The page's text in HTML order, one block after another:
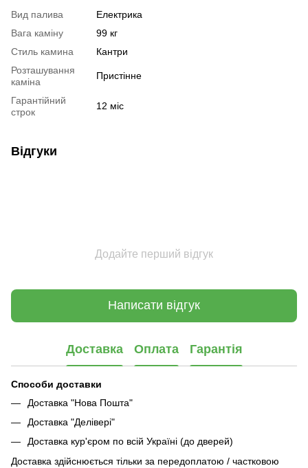
Вид палива
Електрика
Вага каміну
99 кг
Стиль камина
Кантри
Розташування
каміна
Пристінне
Гарантійний
строк
12 міс
Відгуки
Додайте перший відгук
Написати відгук
Доставка Оплата Гарантія
Способи доставки
Доставка "Нова Пошта"
Доставка "Делівері"
Доставка кур'єром по всій Україні (до дверей)
Доставка здійснюється тільки за передоплатою / частковою